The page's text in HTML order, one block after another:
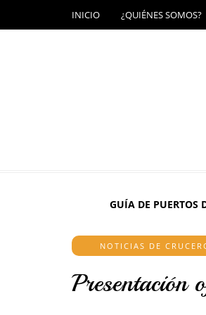
INICIO ¿QUIÉNES SOMOS?
GUÍA DE PUERTOS
NOTICIAS DE
Presentación